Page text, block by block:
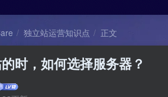
独立站运营知识点 正文
时，如何选择服务器？